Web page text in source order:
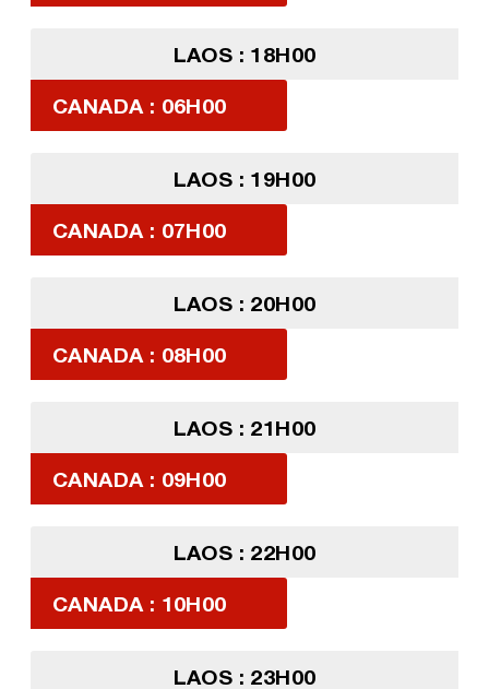
LAOS : 18H00
CANADA : 06H00
LAOS : 19H00
CANADA : 07H00
LAOS : 20H00
CANADA : 08H00
LAOS : 21H00
CANADA : 09H00
LAOS : 22H00
CANADA : 10H00
LAOS : 23H00